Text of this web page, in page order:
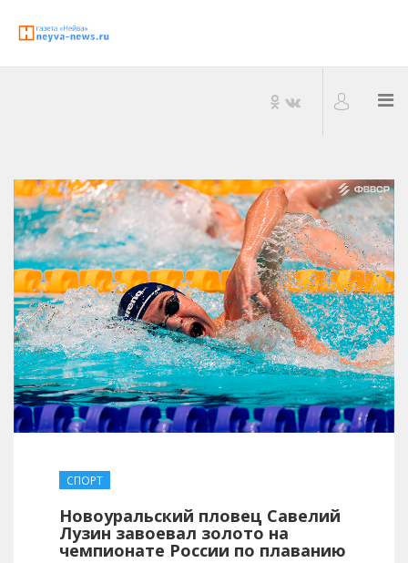
СПОРТ
Новоуральский пловец Савелий
Лузин завоевал золото на
чемпионате России по плаванию